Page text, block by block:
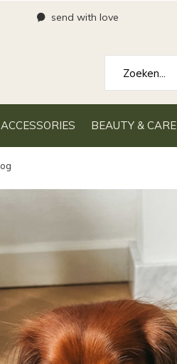
BEAUTY & CARE
send with love